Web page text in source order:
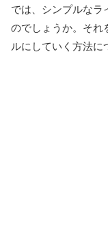
では、シンプルなラ
のでしょうか。それ
ルにしていく方法に